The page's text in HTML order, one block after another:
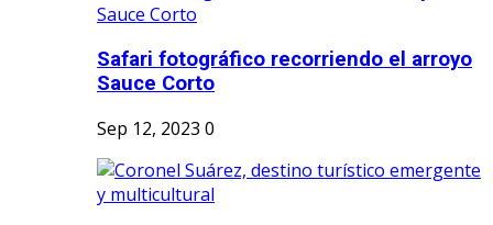
Safari fotográfico recorriendo el arroyo
Sauce Corto
Sep 12, 2023 0